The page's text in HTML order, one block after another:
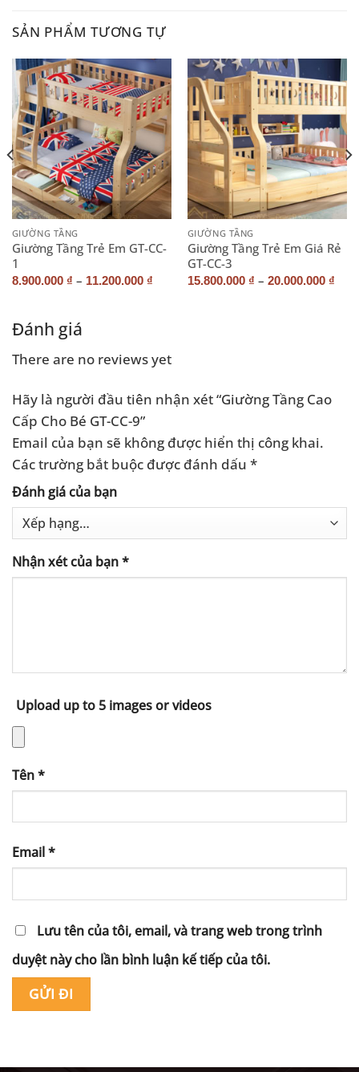
SẢN PHẨM TƯƠNG TỰ
GIƯỜNG TẦNG
Giường Tầng Trẻ Em GT-CC-
1
8.900.000 ₫ – 11.200.000 ₫
GIƯỜNG TẦNG
Giường Tầng Trẻ Em Giá Rẻ
GT-CC-3
15.800.000 ₫ – 20.000.000 ₫
Đánh giá
There are no reviews yet
Hãy là người đầu tiên nhận xét “Giường Tầng Cao
Cấp Cho Bé GT-CC-9”
Email của bạn sẽ không được hiển thị công khai.
Các trường bắt buộc được đánh dấu *
Đánh giá của bạn
Nhận xét của bạn*
Upload up to 5 images or videos
Tên*
Email*
Lưu tên của tôi, email, và trang web trong trình
duyệt này cho lần bình luận kế tiếp của tôi.